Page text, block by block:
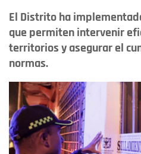
El Distrito ha
que permiten intervenir
territorios y asegurar el
normas.